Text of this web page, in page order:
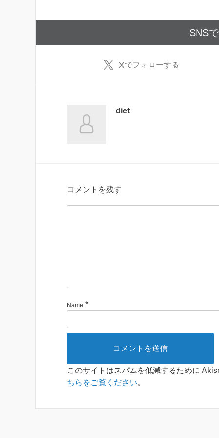
SNS
Xでフォローする
diet
コメントを残す
Name *
このサイトはスパムを低減するために
ちらをご覧ください。